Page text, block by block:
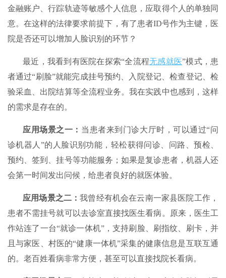
金融账户、行踪轨迹等敏感个人信息，应取得个人的单独同
意。在这样的法律要求前提下，有了患者ID号作为主键，医
院是否还可以增加人脸识别的环节？
最近，我看到有医院在探索“全流程无感就医”模式，患
者通过“刷脸”就能完成挂号预约、入院登记、检查登记、检
验采血、出院结算等全流程业务。我在实践中也感到，这样
的需求是存在的。
应用场景之一 ： 当患者来到门诊大厅时，可以通过“问
诊机器人”的人脸识别功能，轻松获得问诊、问路、预检、
预约、签到、挂号等功能服务；如果是复诊患者，机器人还
会第一时间发出问候，给患者良好的就医体验。
应用场景之二 ：我曾经有机会在云南一家县医院工作，
患者不需挂号就可以去诊室直接找医生看病。原来，医生工
作站连了一台“就诊一体机”，支持刷脸、刷指纹、刷卡，并
且与家医、村医的“健康一体机”采集的健康信息是互联互通
的。老百姓看病非常方便，甚至可以直接找院长看病。